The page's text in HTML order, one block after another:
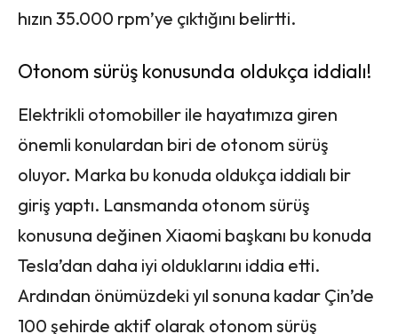
hızın 35.000 rpm’ye çıktığını belirtti.
Otonom sürüş konusunda oldukça iddialı!
Elektrikli otomobiller ile hayatımıza giren
önemli konulardan biri de otonom sürüş
oluyor. Marka bu konuda oldukça iddialı bir
giriş yaptı. Lansmanda otonom sürüş
konusuna değinen Xiaomi başkanı bu konuda
Tesla’dan daha iyi olduklarını iddia etti.
Ardından önümüzdeki yıl sonuna kadar Çin’de
100 şehirde aktif olarak otonom sürüş